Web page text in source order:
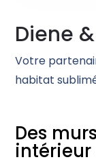
Diene
Votre
habitat
Des
intérieur